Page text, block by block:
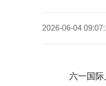
2026-06-04
六一国